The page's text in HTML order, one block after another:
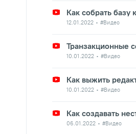
Как собрать
12.01.2022 #Видео
Транзакционные
10.01.2022 #Видео
Как выжить
10.01.2022 #Видео
Как создавать
06.01.2022 #Видео